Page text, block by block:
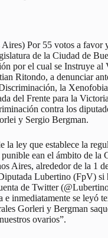
Por 55 votos a favor
de la Ciudad de
por el cual se Instruye al
Ritondo, a denunciar
la
del Frente para la
contra los
y Sergio Bergman.
la ley que establece la
ean el ámbito de la
Aires, alrededor de la 1
Lubertino (FpV) si
de Twitter
e inmediatamente se leyó
Gorleri y Bergman
ovarios”.